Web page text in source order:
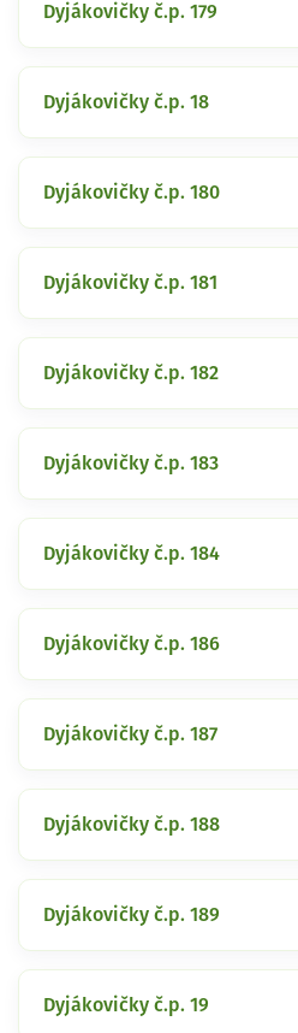
Dyjákovičky č.p. 179
Dyjákovičky č.p. 18
Dyjákovičky č.p. 180
Dyjákovičky č.p. 181
Dyjákovičky č.p. 182
Dyjákovičky č.p. 183
Dyjákovičky č.p. 184
Dyjákovičky č.p. 186
Dyjákovičky č.p. 187
Dyjákovičky č.p. 188
Dyjákovičky č.p. 189
Dyjákovičky č.p. 19